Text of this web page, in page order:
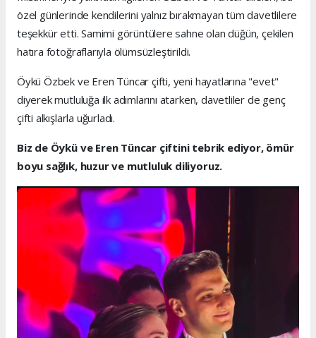
özel günlerinde kendilerini yalnız bırakmayan tüm davetlilere
teşekkür etti. Samimi görüntülere sahne olan düğün, çekilen
hatıra fotoğraflarıyla ölümsüzleştirildi.
Öykü Özbek ve Eren Tüncar çifti, yeni hayatlarına "evet"
diyerek mutluluğa ilk adımlarını atarken, davetliler de genç
çifti alkışlarla uğurladı.
Biz de Öykü ve Eren Tüncar çiftini tebrik ediyor, ömür
boyu sağlık, huzur ve mutluluk diliyoruz.